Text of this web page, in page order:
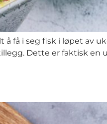
få i seg fisk i løpet av
Dette er faktisk en